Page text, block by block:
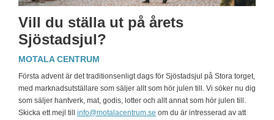
Vill du ställa ut på årets
Sjöstadsjul?
MOTALA CENTRUM
Första advent är det traditionsenligt dags för Sjöstadsjul på Stora torget,
med marknadsutställare som säljer allt som hör julen till. Vi söker nu dig
som säljer hantverk, mat, godis, lotter och allt annat som hör julen till.
Skicka ett mejl till info@motalacentrum.se om du är intresserad av att